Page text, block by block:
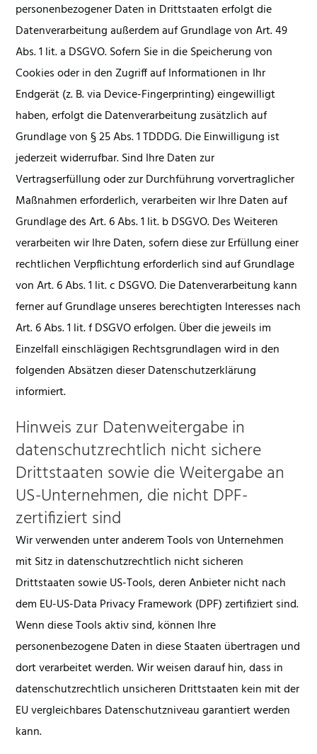
personenbezogener Daten in Drittstaaten erfolgt die
Datenverarbeitung außerdem auf Grundlage von Art. 49
Abs. 1 lit. a DSGVO. Sofern Sie in die Speicherung von
Cookies oder in den Zugriff auf Informationen in Ihr
Endgerät (z. B. via Device-Fingerprinting) eingewilligt
haben, erfolgt die Datenverarbeitung zusätzlich auf
Grundlage von § 25 Abs. 1 TDDDG. Die Einwilligung ist
jederzeit widerrufbar. Sind Ihre Daten zur
Vertragserfüllung oder zur Durchführung vorvertraglicher
Maßnahmen erforderlich, verarbeiten wir Ihre Daten auf
Grundlage des Art. 6 Abs. 1 lit. b DSGVO. Des Weiteren
verarbeiten wir Ihre Daten, sofern diese zur Erfüllung einer
rechtlichen Verpflichtung erforderlich sind auf Grundlage
von Art. 6 Abs. 1 lit. c DSGVO. Die Datenverarbeitung kann
ferner auf Grundlage unseres berechtigten Interesses nach
Art. 6 Abs. 1 lit. f DSGVO erfolgen. Über die jeweils im
Einzelfall einschlägigen Rechtsgrundlagen wird in den
folgenden Absätzen dieser Datenschutzerklärung
informiert.
Hinweis zur Datenweitergabe in
datenschutzrechtlich nicht sichere
Drittstaaten sowie die Weitergabe an
US-Unternehmen, die nicht DPF-
zertifiziert sind
Wir verwenden unter anderem Tools von Unternehmen
mit Sitz in datenschutzrechtlich nicht sicheren
Drittstaaten sowie US-Tools, deren Anbieter nicht nach
dem EU-US-Data Privacy Framework (DPF) zertifiziert sind.
Wenn diese Tools aktiv sind, können Ihre
personenbezogene Daten in diese Staaten übertragen und
dort verarbeitet werden. Wir weisen darauf hin, dass in
datenschutzrechtlich unsicheren Drittstaaten kein mit der
EU vergleichbares Datenschutzniveau garantiert werden
kann.